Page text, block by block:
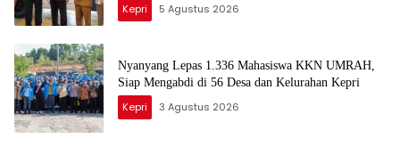
Kepri 5 Agustus 2026
Nyanyang Lepas 1.336 Mahasiswa KKN UMRAH,
Siap Mengabdi di 56 Desa dan Kelurahan Kepri
Kepri 3 Agustus 2026